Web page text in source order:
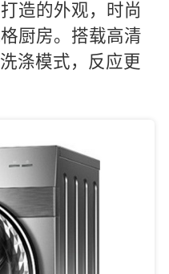
造的外观，时尚
厨房。搭载高清
涤模式，反应更